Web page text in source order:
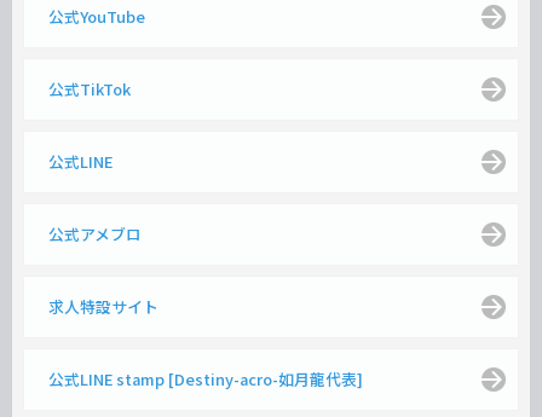
公式YouTube
公式TikTok
公式LINE
公式アメブロ
求人特設サイト
公式LINE stamp [Destiny-acro-如月龍代表]